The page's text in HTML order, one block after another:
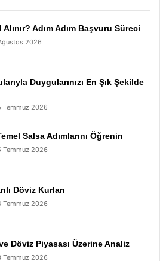
Alınır? Adım Adım Başvuru Süreci
2026
Duygularınızı En Şık Şekilde
Temmuz 2026
Salsa Adımlarını Öğrenin
Temmuz 2026
Döviz Kurları
Temmuz 2026
Döviz Piyasası Üzerine Analiz
Temmuz 2026